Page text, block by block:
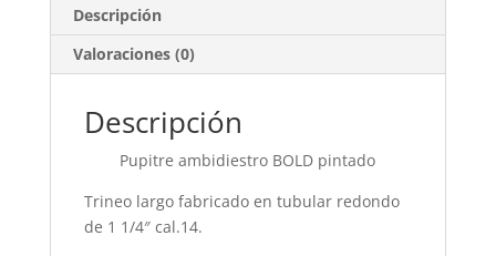
Descripción
Valoraciones (0)
Descripción
Pupitre ambidiestro BOLD pintado
Trineo largo fabricado en tubular redondo
de 1 1/4″ cal.14.